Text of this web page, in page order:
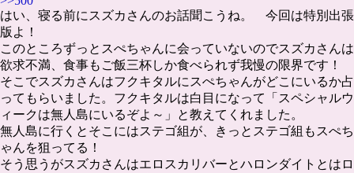
はい、寝る前にスズカさんのお話聞こうね。 今回は特別出張
版よ！
このところずっとスぺちゃんに会っていないのでスズカさんは
欲求不満、食事もご飯三杯しか食べられず我慢の限界です！
そこでスズカさんはフクキタルにスぺちゃんがどこにいるか占
ってもらいました。フクキタルは白目になって「スペシャルウ
ィークは無人島にいるぞよ～」と教えてくれました。
無人島に行くとそこにはステゴ組が、きっとステゴ組もスぺち
ゃんを狙ってる！
そう思うがスズカさんはエロスカリバーとハロンダイトとはロ